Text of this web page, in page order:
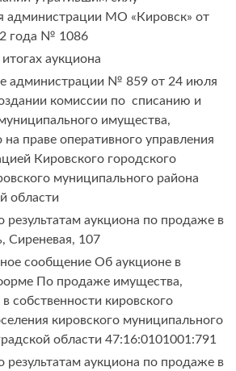
администрации МО «Кировск» от
года № 1086
аукциона
администрации № 859 от 24 июля
комиссии по списанию и
имущества,
на праве оперативного управления
Кировского городского
муниципального района
области
результатам аукциона по продаже в
Сиреневая, 107
сообщение Об аукционе в
По продаже имущества,
собственности кировского
кировского муниципального
области 47:16:0101001:791
результатам аукциона по продаже в